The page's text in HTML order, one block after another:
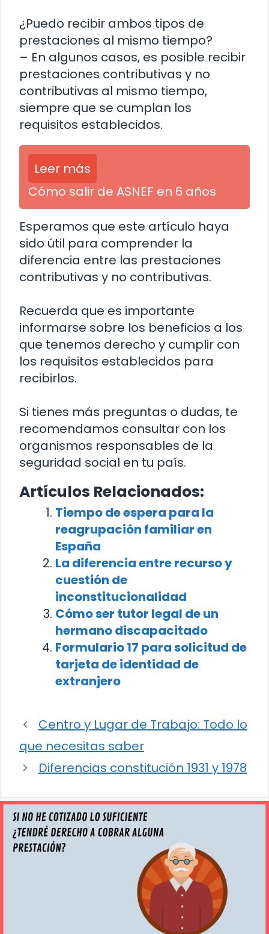
¿Puedo recibir ambos tipos de
prestaciones al mismo tiempo?
– En algunos casos, es posible recibir
prestaciones contributivas y no
contributivas al mismo tiempo,
siempre que se cumplan los
requisitos establecidos.
Leer más
Cómo salir de ASNEF en 6 años
Esperamos que este artículo haya
sido útil para comprender la
diferencia entre las prestaciones
contributivas y no contributivas.
Recuerda que es importante
informarse sobre los beneficios a los
que tenemos derecho y cumplir con
los requisitos establecidos para
recibirlos.
Si tienes más preguntas o dudas, te
recomendamos consultar con los
organismos responsables de la
seguridad social en tu país.
Artículos Relacionados:
Tiempo de espera para la
reagrupación familiar en
España
La diferencia entre recurso y
cuestión de
inconstitucionalidad
Cómo ser tutor legal de un
hermano discapacitado
Formulario 17 para solicitud de
tarjeta de identidad de
extranjero
Centro y Lugar de Trabajo: Todo lo
que necesitas saber
Diferencias constitución 1931 y 1978